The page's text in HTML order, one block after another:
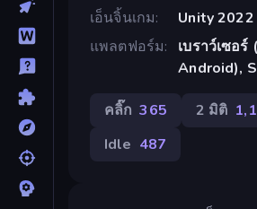
เอ็นจิ้นเกม
Unity 2022
แพลตฟอร์ม
เบราว์เซอ
Android),
คลิ๊ก 365 2 มิติ
Idle 487